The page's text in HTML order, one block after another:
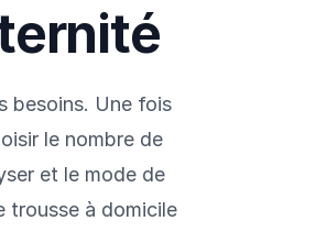
besoins. Une fois
le nombre de
et le mode de
trousse à domicile